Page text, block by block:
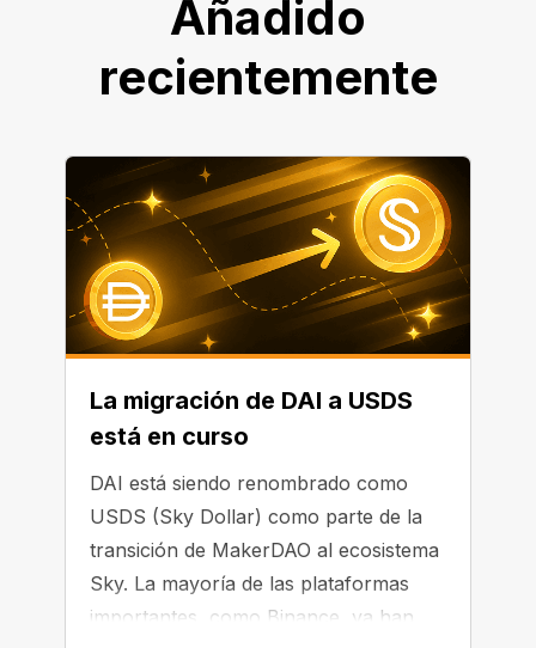
Añadido
recientemente
La migración de DAI a USDS
está en curso
DAI está siendo renombrado como
USDS (Sky Dollar) como parte de la
transición de MakerDAO al ecosistema
Sky. La mayoría de las plataformas
importantes, como Binance, ya han